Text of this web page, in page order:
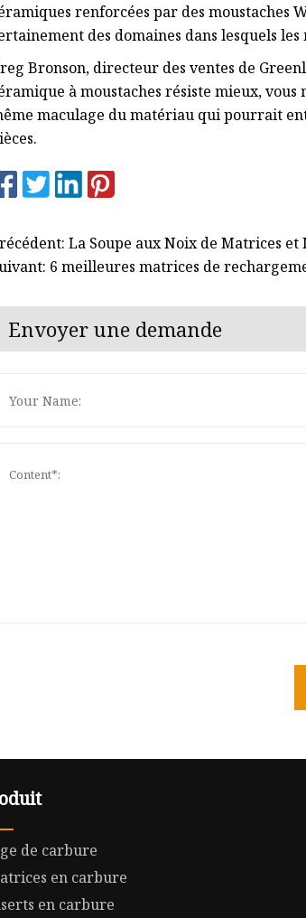
renforcées par des moustaches
des domaines dans lesquels
Bronson, directeur des ventes de
à moustaches résiste mieux,
maculage du matériau qui pourrait
La Soupe aux Noix de Matrices et
6 meilleures matrices de
Envoyer une demande
de carbure
en carbure
en carbure